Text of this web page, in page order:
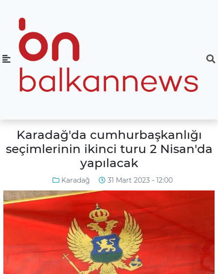
Karadağ'da cumhurbaşkanlığı
seçimlerinin ikinci turu 2 Nisan'da
yapılacak
Karadağ 31 Mart 2023 - 12:00